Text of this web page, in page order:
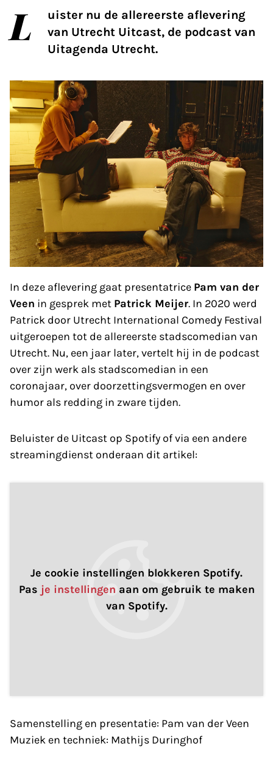
L
uister nu de allereerste aflevering
van Utrecht Uitcast, de podcast van
Uitagenda Utrecht.
In deze aflevering gaat presentatrice Pam van der
Veen in gesprek met Patrick Meijer. In 2020 werd
Patrick door Utrecht International Comedy Festival
uitgeroepen tot de allereerste stadscomedian van
Utrecht. Nu, een jaar later, vertelt hij in de podcast
over zijn werk als stadscomedian in een
coronajaar, over doorzettingsvermogen en over
humor als redding in zware tijden.
Beluister de Uitcast op Spotify of via een andere
streamingdienst onderaan dit artikel:
Je cookie instellingen blokkeren Spotify.
Pas je instellingen aan om gebruik te maken
van Spotify.
Samenstelling en presentatie: Pam van der Veen
Muziek en techniek: Mathijs Duringhof